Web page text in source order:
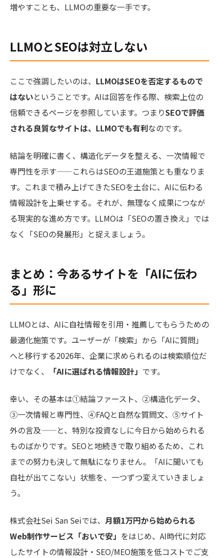
増やすことも、LLMOの重要な一手です。
LLMOとSEOは対立しない
ここで強調したいのは、 LLMOはSEOを否定するもので
はないということです。AIは回答を作る際、検索上位の
信頼できるページを参照しています。つまりSEOで評価
される良質なサイトは、LLMOでも有利なのです。
結論を明確に書く、構造化データを整える、一次情報で
専門性を示す——これらはSEOの王道施策とも重なりま
す。これまで積み上げてきたSEOを土台に、AIに伝わる
情報設計を上乗せする。それが、無理なく成果につなが
る現実的な進め方です。LLMOは「SEOの置き換え」では
なく「SEOの発展形」と捉えましょう。
まとめ：今あるサイトを「AIに伝わ
る」形に
LLMOとは、AIに自社情報を引用・推薦してもらうための
最適化施策です。ユーザーが「検索」から「AIに質問」
へと移行する2026年、企業に求められるのは検索順位だ
けでなく、
「AIに選ばれる情報設計」 です。
幸い、その基本は①結論ファースト、②構造化データ、
③一次情報と専門性、④FAQと自然な質問文、⑤サイト
外の言及——と、特別な投資なしに今日から始められる
ものばかりです。SEOと地続きで取り組めるため、これ
までの努力も決して無駄になりません。「AIに聞いても
自社が出てこない」状態を、一つずつ変えていきましょ
う。
株式会社Sei San Seiでは、 月額1万円から始められる
Web制作サービス「おいで安」 をはじめ、AI時代に対応
したサイトの情報設計・SEO/MEO施策を低コストでご支